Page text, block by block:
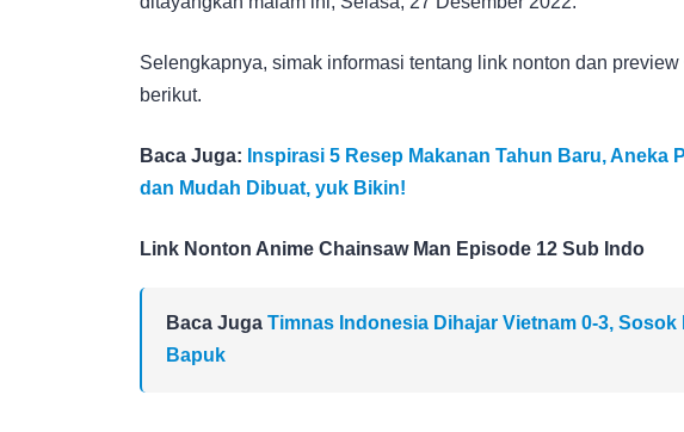
Selengkapnya, simak informasi tentang link nonton dan
berikut.
Baca Juga: Inspirasi 5 Resep Makanan Tahun Baru, Aneka
dan Mudah Dibuat, yuk Bikin!
Link Nonton Anime Chainsaw Man Episode 12 Sub Indo
Baca Juga Timnas Indonesia Dihajar Vietnam 0-3, Sosok
Bapuk